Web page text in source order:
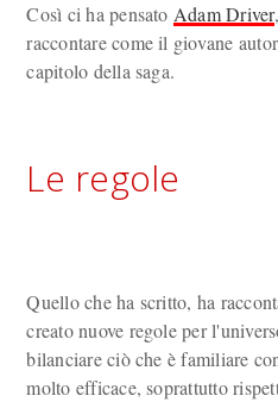
Così ci ha pensato Adam Driver
raccontare come il giovane
capitolo della saga.
Le regole
Quello che ha scritto, ha
creato nuove regole per
bilanciare ciò che è familiare
molto efficace, soprattutto